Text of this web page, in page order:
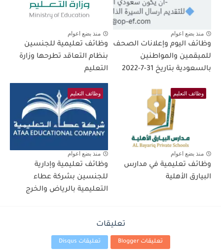
منذ بضع اعوام
وظائف اليوم وإعلانات الصحف
للميقمين والمواطنين
بالسعودية بتاريخ 31-7-2022
منذ بضع اعوام
وظائف تعليمية للجنسين
بنظام التعاقد تطرحها وزارة
التعليم
وظائف التعليم
منذ بضع اعوام
وظائف تعليمية في مدارس
البيارق الأهلية
وظائف التعليم
منذ بضع اعوام
وظائف تعليمية وإدارية
للجنسين بشركة عطاء
التعليمية بالرياض والخرج
تعليقات
تعليقات Blogger تعليقات Disqus